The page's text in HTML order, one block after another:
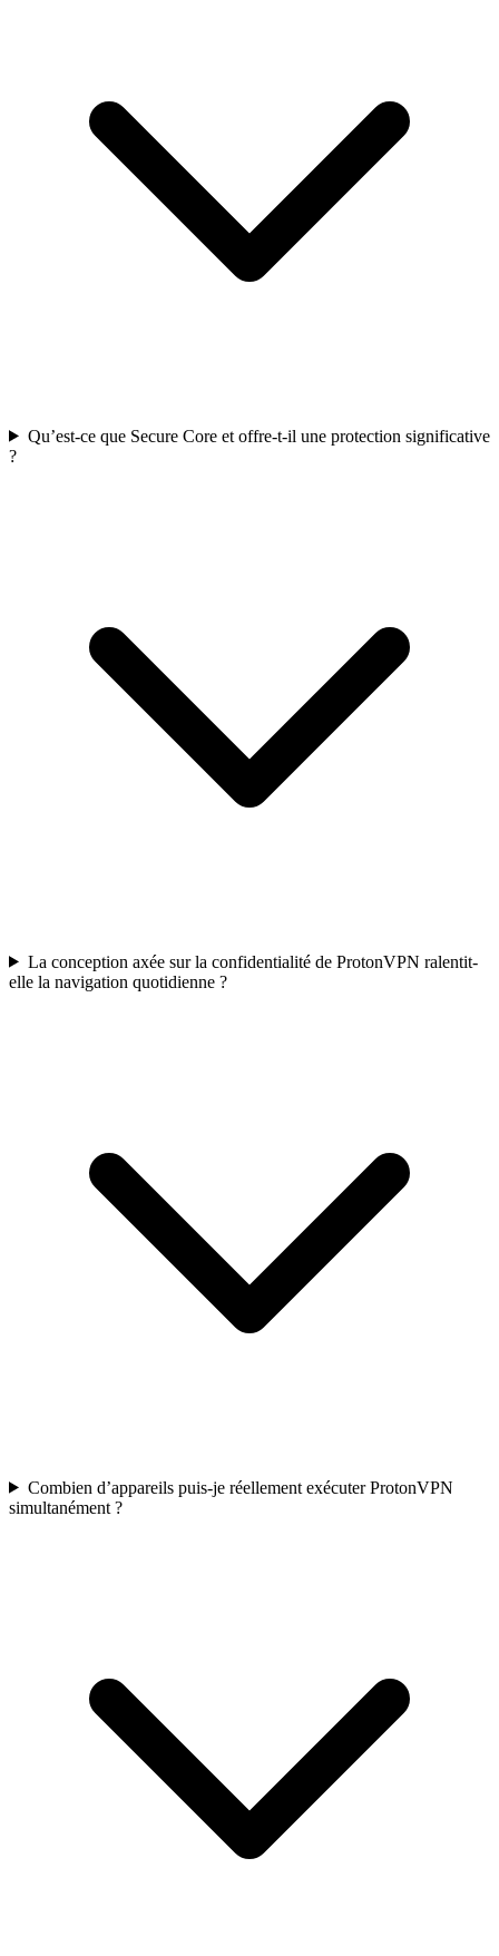
Qu’est-ce que Secure Core et offre-t-il une protection significative
?
La conception axée sur la confidentialité de ProtonVPN ralentit-
elle la navigation quotidienne ?
Combien d’appareils puis-je réellement exécuter ProtonVPN
simultanément ?